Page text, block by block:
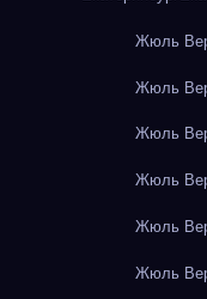
Жюль
Жюль
Жюль
Жюль
Жюль
Жюль